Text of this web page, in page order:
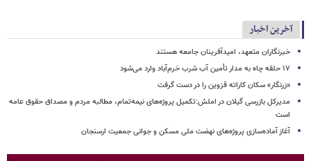
آخرین اخبار
خبرنگاران متعهد، امیدآفرینان جامعه هستند
۱۷ حلقه چاه به مدار تأمین آب شرب خرم‌آباد وارد می‌شود
«زرنگار» سکان کاراته قزوین را در دست گرفت
مدیرکل بازرسی گیلان در املش:تکمیل پروژه‌های نیمه‌تمام، مطالبه مردم و مصداق حقوق عامه
است
آغاز آماده‌سازی پروژه‌های نهضت ملی مسکن و جوانی جمعیت ارسنجان